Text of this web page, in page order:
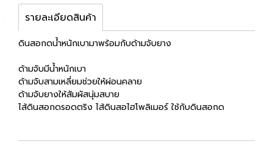
รายละเอียดสินค้า
ดินสอกดน้ำหนักเบามาพร้อมกับด้ามจับยาง
ด้ามจับมีน้ำหนักเบา
ด้ามจับสามเหลี่ยมช่วยให้ผ่อนคลาย
ด้ามจับยางให้สัมผัสนุ่มสบาย
ไส้ดินสอกดรอดตริง ไส้ดินสอไฮโพลิเมอร์ ใช้กับดินสอกด